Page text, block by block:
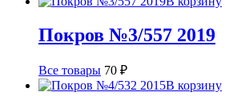
Покров №3/557 2019
Все товары 70 ₽
В корзину